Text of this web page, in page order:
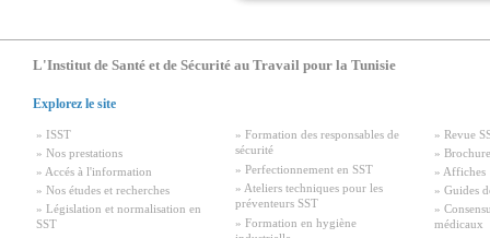
L'Institut de Santé et de Sécurité au Travail pour la Tunisie
Explorez le site
» ISST
» Nos prestations
» Accés à l'information
» Nos études et recherches
» Législation et normalisation en
SST
» Formation des responsables de
sécurité
» Perfectionnement en SST
» Ateliers techniques pour les
préventeurs SST
» Formation en hygiène
» Revue
»
» Affiches
» Guides
»
médicaux